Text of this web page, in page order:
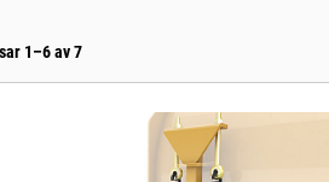
1–6 av 7